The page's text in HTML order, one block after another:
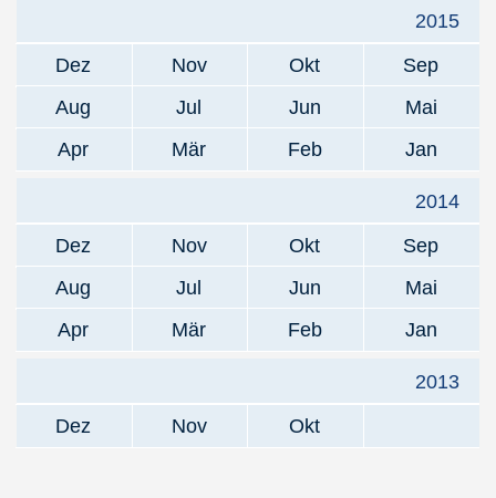
2015
Dez
Nov Okt
Sep
Aug
Jul Jun
Mai
Apr
Mär Feb Jan
2014
Dez
Nov Okt
Sep
Aug
Jul Jun
Mai
Apr
Mär Feb Jan
2013
Dez
Nov Okt